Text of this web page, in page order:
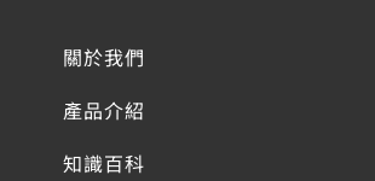
關於我們
產品介紹
知識百科